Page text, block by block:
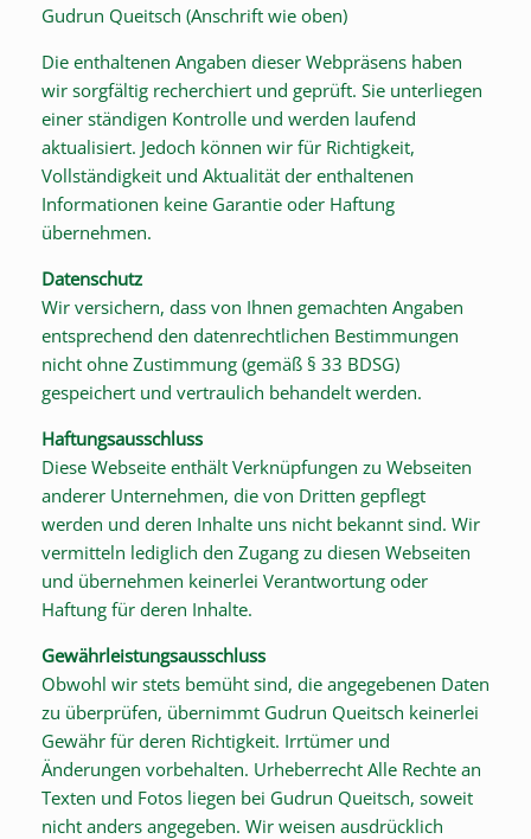
Gudrun Queitsch (Anschrift wie oben)
Die enthaltenen Angaben dieser Webpräsens haben
wir sorgfältig recherchiert und geprüft. Sie unterliegen
einer ständigen Kontrolle und werden laufend
aktualisiert. Jedoch können wir für Richtigkeit,
Vollständigkeit und Aktualität der enthaltenen
Informationen keine Garantie oder Haftung
übernehmen.
Datenschutz
Wir versichern, dass von Ihnen gemachten Angaben
entsprechend den datenrechtlichen Bestimmungen
nicht ohne Zustimmung (gemäß § 33 BDSG)
gespeichert und vertraulich behandelt werden.
Haftungsausschluss
Diese Webseite enthält Verknüpfungen zu Webseiten
anderer Unternehmen, die von Dritten gepflegt
werden und deren Inhalte uns nicht bekannt sind. Wir
vermitteln lediglich den Zugang zu diesen Webseiten
und übernehmen keinerlei Verantwortung oder
Haftung für deren Inhalte.
Gewährleistungsausschluss
Obwohl wir stets bemüht sind, die angegebenen Daten
zu überprüfen, übernimmt Gudrun Queitsch keinerlei
Gewähr für deren Richtigkeit. Irrtümer und
Änderungen vorbehalten. Urheberrecht Alle Rechte an
Texten und Fotos liegen bei Gudrun Queitsch, soweit
nicht anders angegeben. Wir weisen ausdrücklich